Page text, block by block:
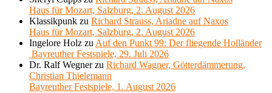
Haus für Mozart, Salzburg, 2. August 2026
Klassikpunk zu Richard Strauss, Ariadne auf Naxos
Haus für Mozart, Salzburg, 2. August 2026
Ingelore Holz zu Auf den Punkt 99: Der fliegende Holländer
Bayreuther Festspiele, 29. Juli 2026
Dr. Ralf Wegnerzu Richard Wagner, Götterdämmerung,
Christian Thielemann
Bayreuther Festspiele, 1. August 2026